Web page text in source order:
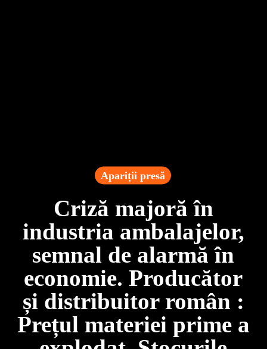
Apariții presă
Criză majoră în
industria ambalajelor,
semnal de alarmă în
economie. Producător
și distribuitor român :
Prețul materiei prime a